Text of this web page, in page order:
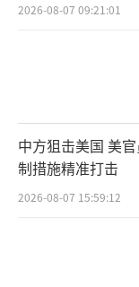
2026-08-07 09:21:01
中方狙击美国 美
制措施精准打击
2026-08-07 15:59:12